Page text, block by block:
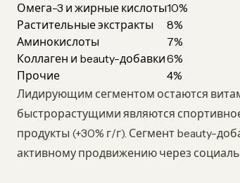
Омега-3 и жирные кислоты10%
Растительные экстракты
8%
Аминокислоты
7%
Коллаген и beauty-добавки6%
Прочие
4%
Лидирующим сегментом остаются
быстрорастущими являются
продукты (+30% г/г). Сегмент beauty-
активному продвижению через